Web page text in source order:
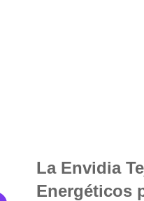
La Envidia
Energéticos